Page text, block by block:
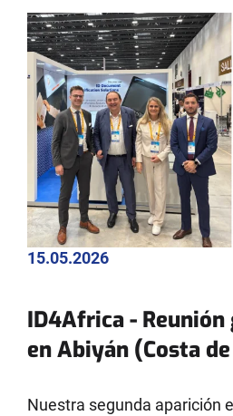
15.05.2026
ID4Africa -
en Abiyán (Costa
Nuestra segunda aparición